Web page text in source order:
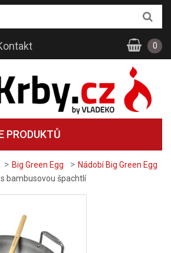
> Big Green Egg > Nádobí Big Green Egg
bambusovou špachtlí
PRODUKTŮ
0